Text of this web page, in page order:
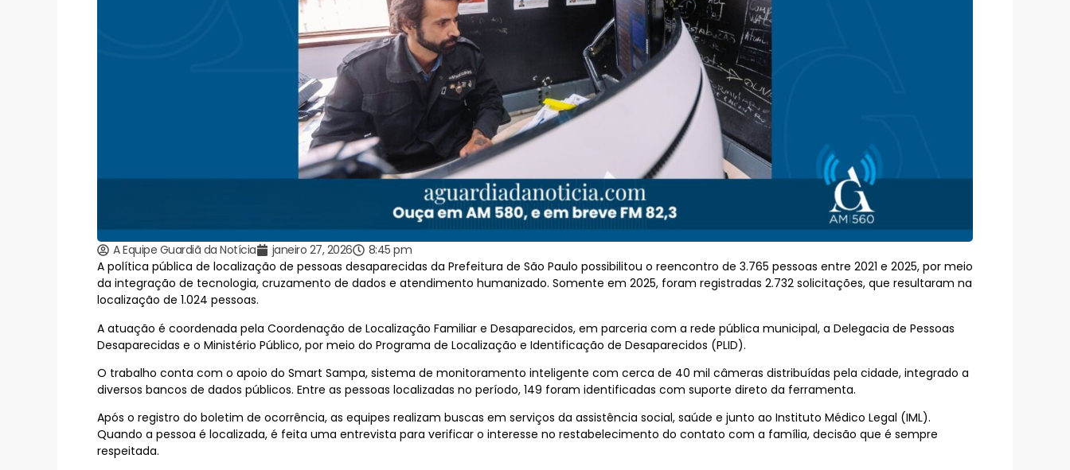
A Equipe Guardiã da Notícia janeiro 27, 2026
8:45 pm
A política pública de localização de pessoas desaparecidas da Prefeitura de São Paulo possibilitou o reencontro de 3.765 pessoas entre 2021 e 2025, por meio
da integração de tecnologia, cruzamento de dados e atendimento humanizado. Somente em 2025, foram registradas 2.732 solicitações, que resultaram na
localização de 1.024 pessoas.
A atuação é coordenada pela Coordenação de Localização Familiar e Desaparecidos, em parceria com a rede pública municipal, a Delegacia de Pessoas
Desaparecidas e o Ministério Público, por meio do Programa de Localização e Identificação de Desaparecidos (PLID).
O trabalho conta com o apoio do Smart Sampa, sistema de monitoramento inteligente com cerca de 40 mil câmeras distribuídas pela cidade, integrado a
diversos bancos de dados públicos. Entre as pessoas localizadas no período, 149 foram identificadas com suporte direto da ferramenta.
Após o registro do boletim de ocorrência, as equipes realizam buscas em serviços da assistência social, saúde e junto ao Instituto Médico Legal (IML).
Quando a pessoa é localizada, é feita uma entrevista para verificar o interesse no restabelecimento do contato com a família, decisão que é sempre
respeitada.